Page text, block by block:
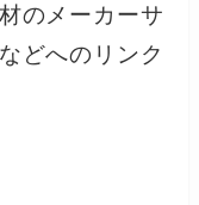
のメーカーサ
どへのリンク